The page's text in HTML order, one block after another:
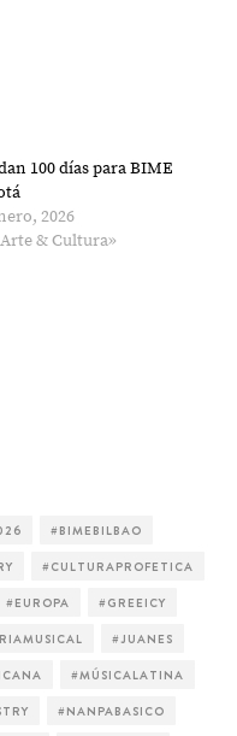
100 días para BIME
2026
& Cultura»
#BIMEBILBAO
#CULTURAPROFETICA
#EUROPA #GREEICY
#JUANES
#MÚSICALATINA
#NANPABASICO